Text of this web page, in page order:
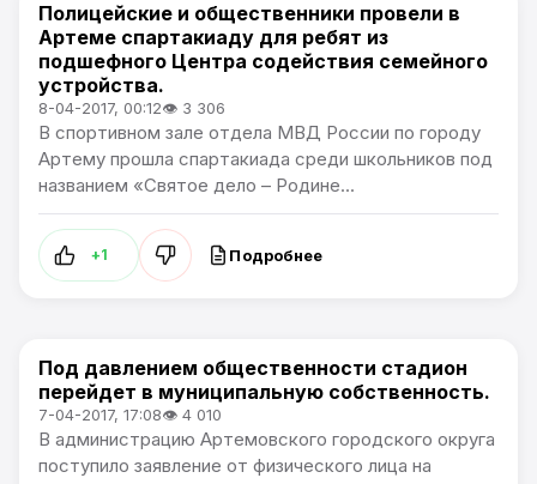
Общество
Полицейские и общественники провели в
Артеме спартакиаду для ребят из
подшефного Центра содействия семейного
устройства.
8-04-2017, 00:12👁 3 306
В спортивном зале отдела МВД России по городу
Артему прошла спартакиада среди школьников под
названием «Святое дело – Родине...
+1 Подробнее
Общество
Под давлением общественности стадион
перейдет в муниципальную собственность.
7-04-2017, 17:08👁 4 010
В администрацию Артемовского городского округа
поступило заявление от физического лица на